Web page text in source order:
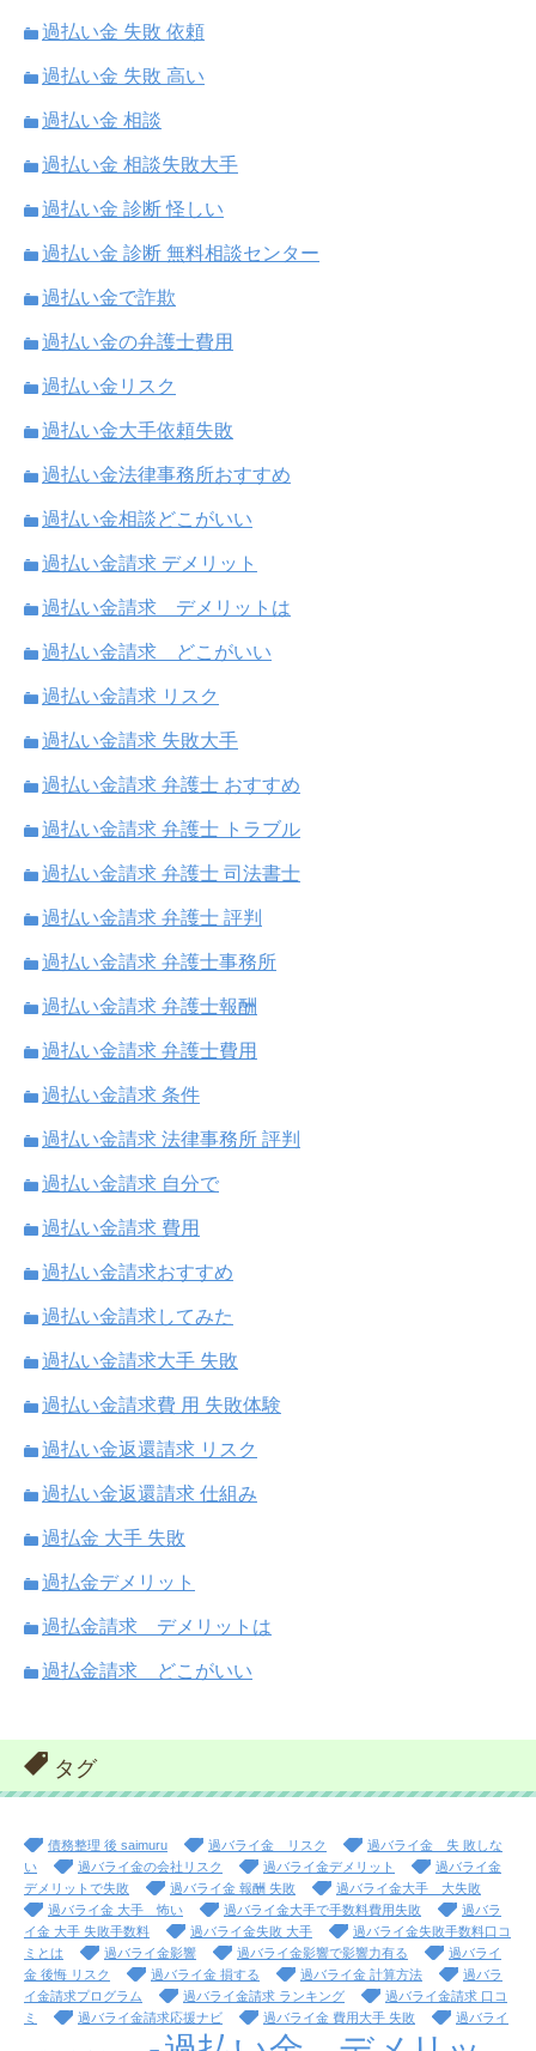
過払い金 失敗 依頼
過払い金 失敗 高い
過払い金 相談
過払い金 相談失敗大手
過払い金 診断 怪しい
過払い金 診断 無料相談センター
過払い金で詐欺
過払い金の弁護士費用
過払い金リスク
過払い金大手依頼失敗
過払い金法律事務所おすすめ
過払い金相談どこがいい
過払い金請求 デメリット
過払い金請求 デメリットは
過払い金請求 どこがいい
過払い金請求 リスク
過払い金請求 失敗大手
過払い金請求 弁護士 おすすめ
過払い金請求 弁護士 トラブル
過払い金請求 弁護士 司法書士
過払い金請求 弁護士 評判
過払い金請求 弁護士事務所
過払い金請求 弁護士報酬
過払い金請求 弁護士費用
過払い金請求 条件
過払い金請求 法律事務所 評判
過払い金請求 自分で
過払い金請求 費用
過払い金請求おすすめ
過払い金請求してみた
過払い金請求大手 失敗
過払い金請求費 用 失敗体験
過払い金返還請求 リスク
過払い金返還請求 仕組み
過払金 大手 失敗
過払金デメリット
過払金請求 デメリットは
過払金請求 どこがいい
タグ
債務整理 後 saimuru 過バライ金 リスク
過バライ金 失 敗しな
い
過バライ金の会社リスク 過バライ金デメリット
過バライ金
デメリットで失敗
過バライ金 報酬 失敗
過バライ金大手 大失敗
過バライ金 大手 怖い
過バライ金大手で手数料費用失敗
過バラ
イ金 大手 失敗手数料
過バライ金失敗 大手
過バライ金失敗手数料口コ
ミとは
過バライ金影響 過バライ金影響で影響力有る
過バライ
金 後悔 リスク
過バライ金 損する 過バライ金 計算方法
過バラ
イ金請求プログラム
過バライ金請求 ランキング
過バライ金請求 口コ
ミ
過バライ金請求応援ナビ 過バライ金 費用大手 失敗 過バライ